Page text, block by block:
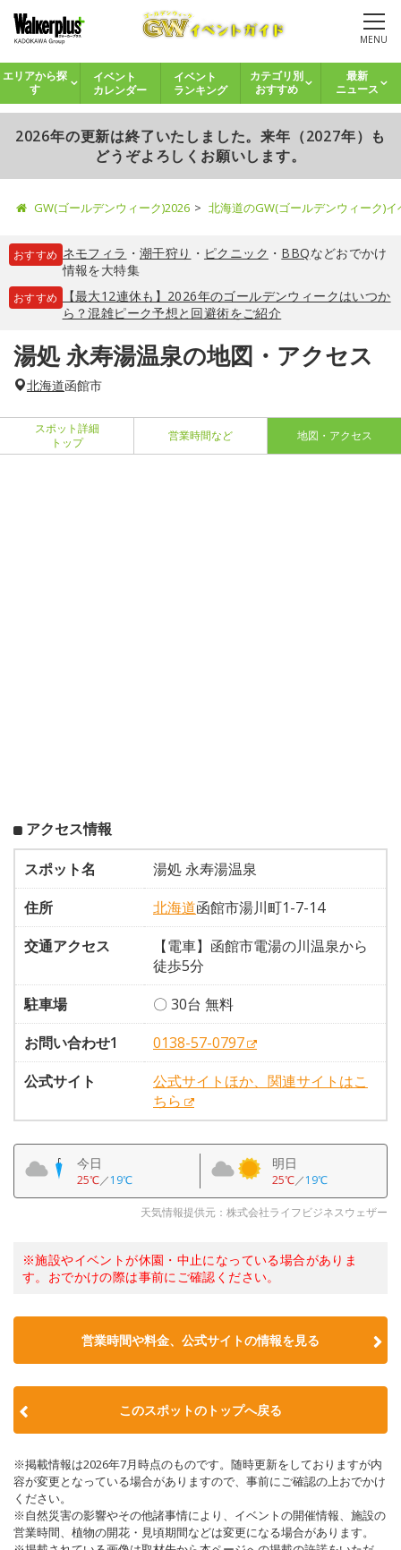
MENU
エリアから探
す
イベント
カレンダー
イベント
ランキング
カテゴリ別
おすすめ
最新
ニュース
2026年の更新は終了いたしました。来年（2027年）も
どうぞよろしくお願いします。
GW(ゴールデンウィーク)2026 北海道のGW(ゴールデンウィーク)
おすすめ ネモフィラ ・ 潮干狩り ・ ピクニック ・ BBQなどおでかけ
情報を大特集
おすすめ
【最大12連休も】2026年のゴールデンウィークはいつか
ら？混雑ピーク予想と回避術をご紹介
湯処 永寿湯温泉の地図・アクセス
北海道函館市
スポット詳細
トップ
営業時間など 地図・アクセス
アクセス情報
スポット名
湯処 永寿湯温泉
住所
北海道函館市湯川町1-7-14
交通アクセス
【電車】函館市電湯の川温泉から
徒歩5分
駐車場
〇 30台 無料
お問い合わせ1
0138-57-0797
公式サイト
公式サイトほか、関連サイトはこ
ちら
今日
25℃／19℃
明日
25℃／19℃
天気情報提供元：株式会社ライフビジネスウェザー
※施設やイベントが休園・中止になっている場合がありま
す。おでかけの際は事前にご確認ください。
営業時間や料金、公式サイトの情報を見る
このスポットのトップへ戻る
※掲載情報は2026年7月時点のものです。随時更新をしておりますが内
容が変更となっている場合がありますので、事前にご確認の上おでかけ
ください。
※自然災害の影響やその他諸事情により、イベントの開催情報、施設の
営業時間、植物の開花・見頃期間などは変更になる場合があります。